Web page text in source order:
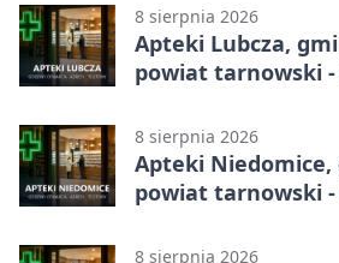
8 sierpnia 2026
Apteki Lubcza,
powiat tarnowski -
8 sierpnia 2026
Apteki Niedomice,
powiat tarnowski -
8 sierpnia 2026